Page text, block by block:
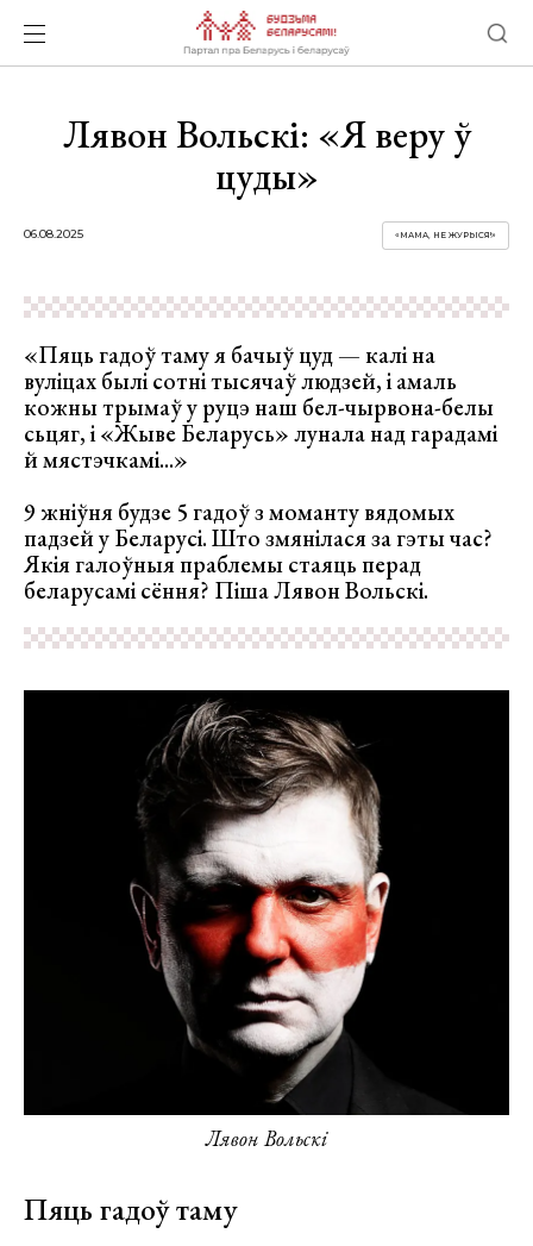
Лявон Вольскі: «Я веру ў
цуды»
06.08.2025 «МАМА, НЕ ЖУРЫСЯ!»
«Пяць гадоў таму я бачыў цуд — калі на
вуліцах былі сотні тысячаў людзей, і амаль
кожны трымаў у руцэ наш бел-чырвона-белы
сьцяг, і «Жыве Беларусь» лунала над гарадамі
й мястэчкамі...»
9 жніўня будзе 5 гадоў з моманту вядомых
падзей у Беларусі. Што змянілася за гэты час?
Якія галоўныя праблемы стаяць перад
беларусамі сёння? Піша Лявон Вольскі.
Лявон Вольскі
Пяць гадоў таму